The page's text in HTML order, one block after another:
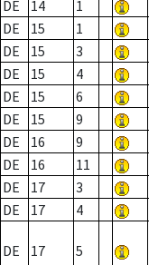
DE
14 1
DE
15 1
DE
15 3
DE
15 4
DE
15 6
DE
15 9
DE
16 9
DE
16 11
DE
17 3
DE
17 4
DE 17 5